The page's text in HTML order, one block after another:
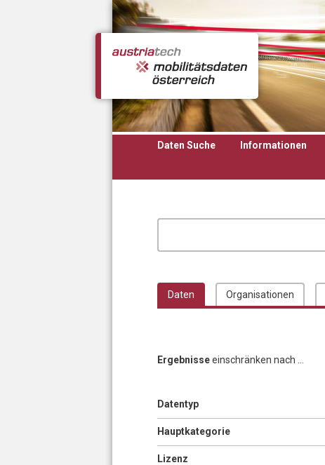
Daten Suche Informationen
Daten Organisationen
Ergebnisseeinschränken nach ...
Anzeigen
Datentyp
Anzeigen
Hauptkategorie
Anzeigen
Lizenz
Seiten